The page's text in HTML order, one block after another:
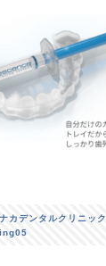
カデンタルクリニック